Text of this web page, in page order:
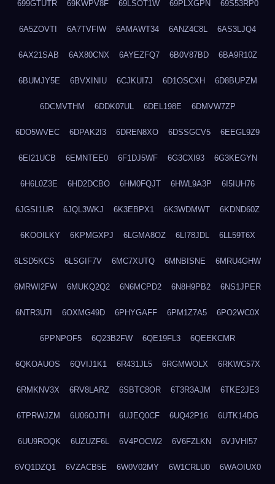
699GTUTR 69KWPV8F 69LSOT1W 69PLXGPN 69S53RP0
6A5ZOVTI 6A7TVFIW 6AMAWT34 6ANZ4C8L 6AS3LJQ4
6AX21SAB 6AX80CNX 6AYEZFQ7 6B0V87BD 6BA9R10Z
6BUMJY5E 6BVXINIU 6CJKUI7J 6D1OSCXH 6D8BUPZM
6DCMVTHM 6DDK07UL 6DEL198E 6DMVW7ZP
6DO5WVEC 6DPAK2I3 6DREN8XO 6DSSGCV5 6EEGL9Z9
6EI21UCB 6EMNTEE0 6F1DJ5WF 6G3CXI93 6G3KEGYN
6H6L0Z3E 6HD2DCBO 6HM0FQJT 6HWL9A3P 6I5IUH76
6JGSI1UR 6JQL3WKJ 6K3EBPX1 6K3WDMWT 6KDND60Z
6KOOILKY 6KPMGXPJ 6LGMA8OZ 6LI78JDL 6LL59T6X
6LSD5KCS 6LSGIF7V 6MC7XUTQ 6MNBISNE 6MRU4GHW
6MRWI2FW 6MUKQ2Q2 6N6MCPD2 6N8H9PB2 6NS1JPER
6NTR3U7I 6OXMG49D 6PHYGAFF 6PM1Z7A5 6PO2WC0X
6PPNPOF5 6Q23B2FW 6QE19FL3 6QEEKCMR
6QKOAUOS 6QVIJ1K1 6R431JL5 6RGMWOLX 6RKWC57X
6RMKNV3X 6RV8LARZ 6SBTC8OR 6T3R3AJM 6TKE2JE3
6TPRWJZM 6U06OJTH 6UJEQ0CF 6UQ42P16 6UTK14DG
6UU9ROQK 6UZUZF6L 6V4POCW2 6V6FZLKN 6VJVHI57
6VQ1DZQ1 6VZACB5E 6W0V02MY 6W1CRLU0 6WAOIUX0